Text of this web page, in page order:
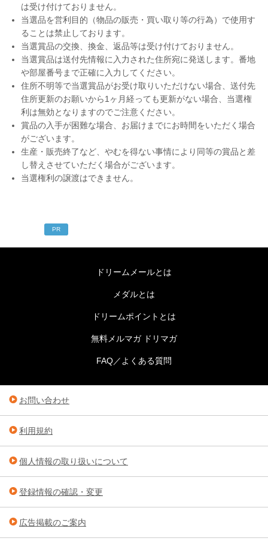
は受け付けておりません。
当選品を営利目的（物品の販売・買い取り等の行為）で使用す
ることは禁止しております。
当選賞品の交換、換金、返品等は受け付けておりません。
当選賞品は送付先情報に入力された住所宛に発送します。番地
や部屋番号まで正確に入力してください。
住所不明等で当選賞品がお受け取りいただけない場合、送付先
住所更新のお願いから1ヶ月経っても更新がない場合、当選権
利は無効となりますのでご注意ください。
賞品の入手が困難な場合、お届けまでにお時間をいただく場合
がございます。
生産・販売終了など、やむを得ない事情により同等の賞品と差
し替えさせていただく場合がございます。
当選権利の譲渡はできません。
PR
ドリームメールとは
メダルとは
ドリームポイントとは
無料メルマガ ドリマガ
FAQ／よくある質問
お問い合わせ
利用規約
個人情報の取り扱いについて
登録情報の確認・変更
広告掲載のご案内